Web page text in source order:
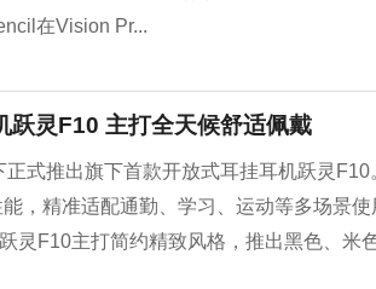
在Vision Pr...
跃灵F10 主打全天候舒适佩戴
式推出旗下首款开放式耳挂耳机跃灵
，精准适配通勤、学习、运动等多场景
灵F10主打简约精致风格，推出黑色、米